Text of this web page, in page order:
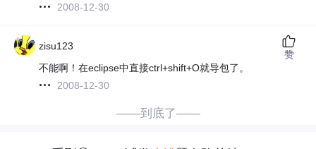
2008-12-30
zisu123
不能啊！在eclipse中直接ctrl+shift+O就导包了。
2008-12-30
赞
——到底了——